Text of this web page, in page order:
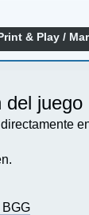
& Play /
del juego